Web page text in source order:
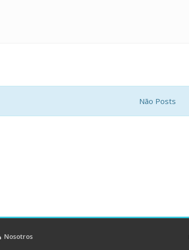
Não Posts
Nosotros